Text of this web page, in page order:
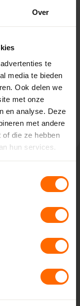
Over
te
media te bieden
Ook delen we
met onze
en analyse. Deze
met andere
die ze hebben
hun services.
eigen
en Meppel
kun je jouw
wij leveren ze
de buurt. Ook
helpen onze